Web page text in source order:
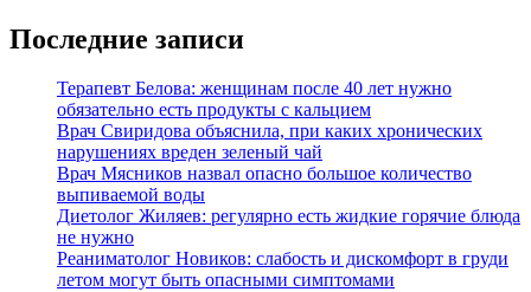
Последние записи
Терапевт Белова: женщинам после 40 лет нужно
обязательно есть продукты с кальцием
Врач Свиридова объяснила, при каких хронических
нарушениях вреден зеленый чай
Врач Мясников назвал опасно большое количество
выпиваемой воды
Диетолог Жиляев: регулярно есть жидкие горячие блюда
не нужно
Реаниматолог Новиков: слабость и дискомфорт в груди
летом могут быть опасными симптомами